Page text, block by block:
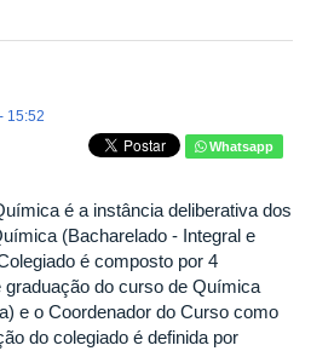
15:52
Whatsapp
é a instância deliberativa dos
(Bacharelado - Integral e
é composto por 4
do curso de Química
e o Coordenador do Curso como
do colegiado é definida por